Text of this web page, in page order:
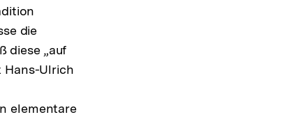
die
diese „auf
Hans-Ulrich
elementare